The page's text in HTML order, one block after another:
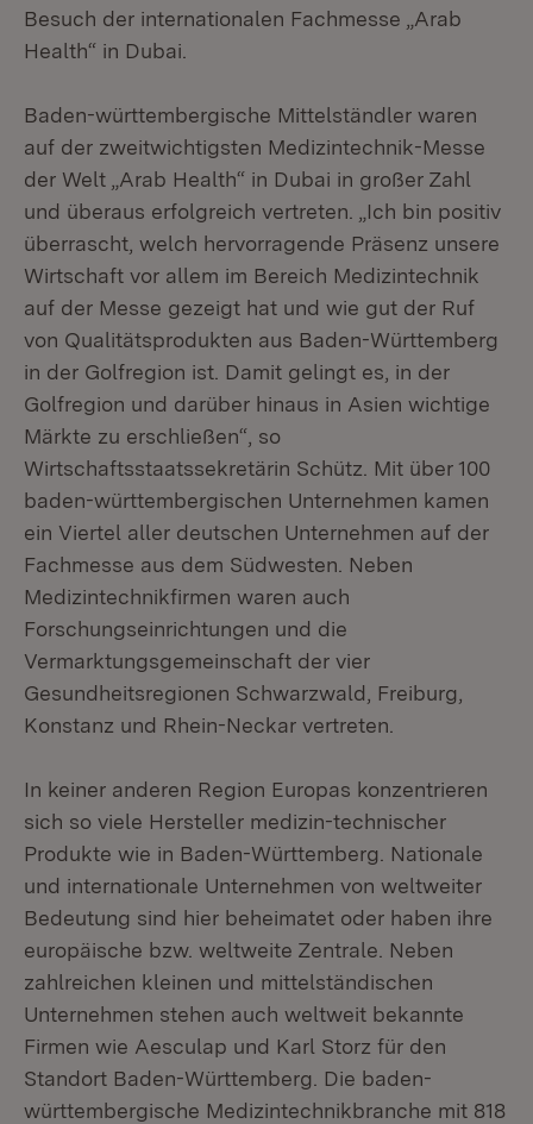
Besuch der internationalen Fachmesse „Arab
Health“ in Dubai.
Baden-württembergische Mittelständler waren
auf der zweitwichtigsten Medizintechnik-Messe
der Welt „Arab Health“ in Dubai in großer Zahl
und überaus erfolgreich vertreten. „Ich bin positiv
überrascht, welch hervorragende Präsenz unsere
Wirtschaft vor allem im Bereich Medizintechnik
auf der Messe gezeigt hat und wie gut der Ruf
von Qualitätsprodukten aus Baden-Württemberg
in der Golfregion ist. Damit gelingt es, in der
Golfregion und darüber hinaus in Asien wichtige
Märkte zu erschließen“, so
Wirtschaftsstaatssekretärin Schütz. Mit über 100
baden-württembergischen Unternehmen kamen
ein Viertel aller deutschen Unternehmen auf der
Fachmesse aus dem Südwesten. Neben
Medizintechnikfirmen waren auch
Forschungseinrichtungen und die
Vermarktungsgemeinschaft der vier
Gesundheitsregionen Schwarzwald, Freiburg,
Konstanz und Rhein-Neckar vertreten.
In keiner anderen Region Europas konzentrieren
sich so viele Hersteller medizin-technischer
Produkte wie in Baden-Württemberg. Nationale
und internationale Unternehmen von weltweiter
Bedeutung sind hier beheimatet oder haben ihre
europäische bzw. weltweite Zentrale. Neben
zahlreichen kleinen und mittelständischen
Unternehmen stehen auch weltweit bekannte
Firmen wie Aesculap und Karl Storz für den
Standort Baden-Württemberg. Die baden-
württembergische Medizintechnikbranche mit 818